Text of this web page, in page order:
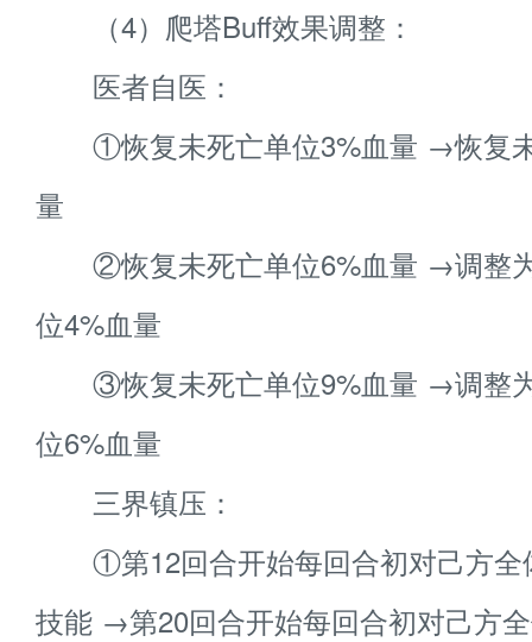
（4）爬塔Buff效果调整：
医者自医：
①恢复未死亡单位3%血量 →恢复
量
②恢复未死亡单位6%血量 →调整
位4%血量
③恢复未死亡单位9%血量 →调整
位6%血量
三界镇压：
①第12回合开始每回合初对己方全
技能 →第20回合开始每回合初对己方